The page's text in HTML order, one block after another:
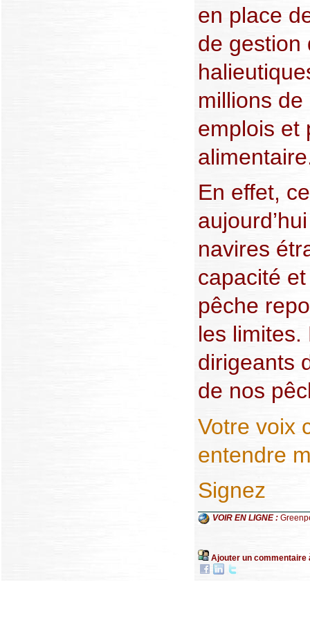
en place
de gestion
millions
emplois et
En effet,
navires
capacité
pêche
les limites.
dirigeants
de nos
Votre voix
entendre
Signez
VOIR EN LIGNE :
Ajouter un commentaire